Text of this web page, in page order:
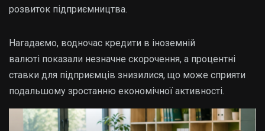
розвиток підприємництва.
Нагадаємо, водночас кредити в іноземній
валюті показали незначне скорочення, а процентні
ставки для підприємців знизилися, що може сприяти
подальшому зростанню економічної активності.